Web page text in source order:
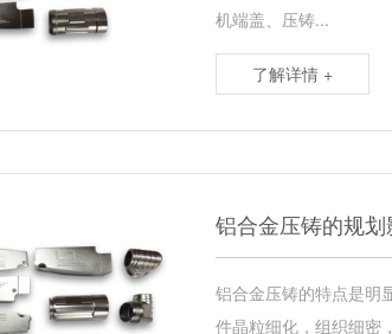
机端盖、压铸...
了解详情 +
铝合金压铸的规
铝合金压铸的特点是明
件晶粒细化，组织细密